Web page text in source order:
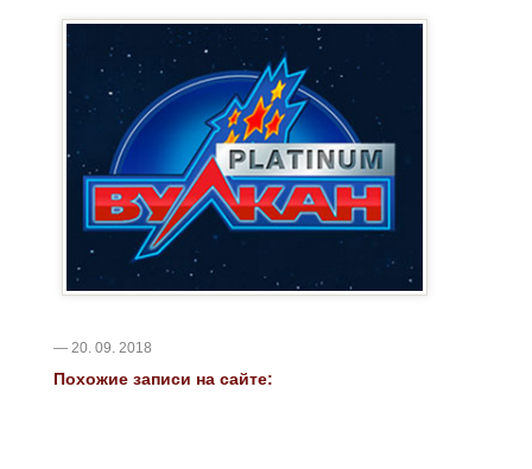
— 20. 09. 2018
Похожие записи на сайте: